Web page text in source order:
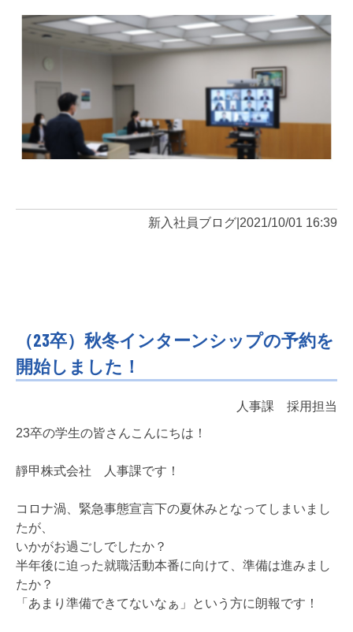
新入社員ブログ 2021/10/01 16:39
（23卒）秋冬インターンシップの予約を
開始しました！
人事課 採用担当
23卒の学生の皆さんこんにちは！
靜甲株式会社 人事課です！
コロナ渦、緊急事態宣言下の夏休みとなってしまいまし
たが、
いかがお過ごしでしたか？
半年後に迫った就職活動本番に向けて、準備は進みまし
たか？
「あまり準備できてないなぁ」という方に朗報です！